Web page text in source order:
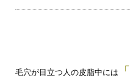
毛穴が目立つ人の皮脂中には